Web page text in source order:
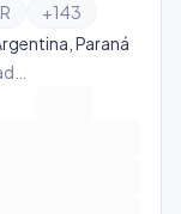
+143
Paraná